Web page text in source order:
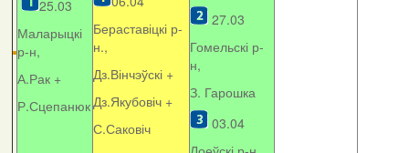
25.03
Маларыцкі
р-н,
А.Рак +
Р.Сцепанюк
Бераставіцкі р-
н.,
Дз.Вінчэўскі +
Дз.Якубовіч +
С.Саковіч
27.03
Гомельскі р-
н,
З. Гарошка
03.04